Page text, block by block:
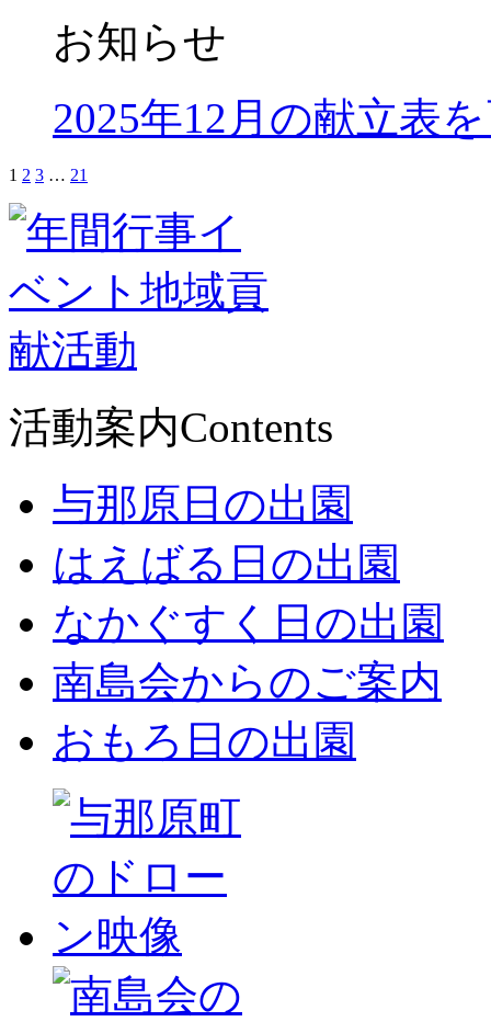
お知らせ
2025年12月の献立表
1 2 3 … 21
活動案内Contents
与那原日の出園
はえばる日の出園
なかぐすく日の出園
南島会からのご案内
おもろ日の出園